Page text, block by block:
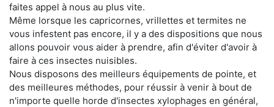
faites appel à nous au plus vite.
Même lorsque les capricornes, vrillettes et termites ne
vous infestent pas encore, il y a des dispositions que nous
allons pouvoir vous aider à prendre, afin d'éviter d'avoir à
faire à ces insectes nuisibles.
Nous disposons des meilleurs équipements de pointe, et
des meilleures méthodes, pour réussir à venir à bout de
n'importe quelle horde d'insectes xylophages en général,